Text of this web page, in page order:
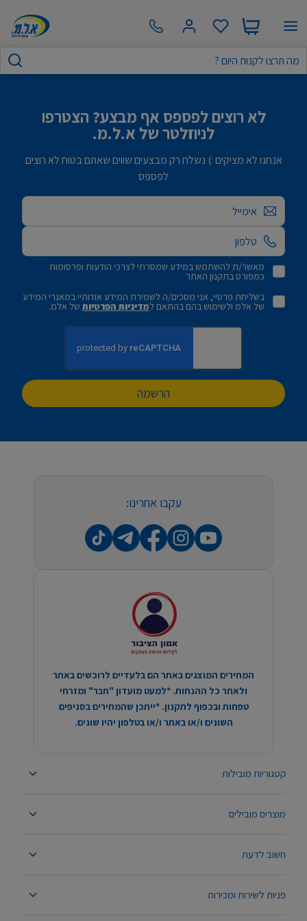
לא רוצים לפספס אף מבצע? הצטרפו
לניוזלטר של א.ל.מ.
אנחנו לא מציקים :) נשלח רק מבצעים שווים שאתם בטוח לא רוצים
לפספס
אימייל
מאשר/ת להשתמש במידע שמסרתי לצרכי הודעות ופרסומות
כמפורט בתקנון האתר
בשליחת פרטיי, אני מסכים/ה לשמירת המידע אודותיי במאגרי המידע
של אלמ ולשימוש בהם בהתאם למדיניות הפרטיותשל אלמ.
הרשמה
קטגוריות מובילות
מוצרים מובילים
חשוב לדעת
פניות לשירות ומכירות
עקבו אחרינו:
המחירים המוצגים באתר הם בלעדיים לרוכשים באתר
ולאחר כל ההנחות. *למעט מועדון "חבר" ומזרחי
טפחות ובכפוף לתקנון. *ייתכן שהמחירים בסניפים
השונים ו/או באתר ו/או בטלפון יהיו שונים.